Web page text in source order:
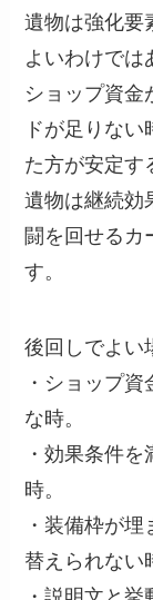
遺物は強化要
よいわけでは
ショップ資金
ドが足りな
た方が安定す
遺物は継続効
闘を回せるカ
す。
後回しでよい
・ショップ
な時。
・効果条件
時。
・装備枠が
替えられない